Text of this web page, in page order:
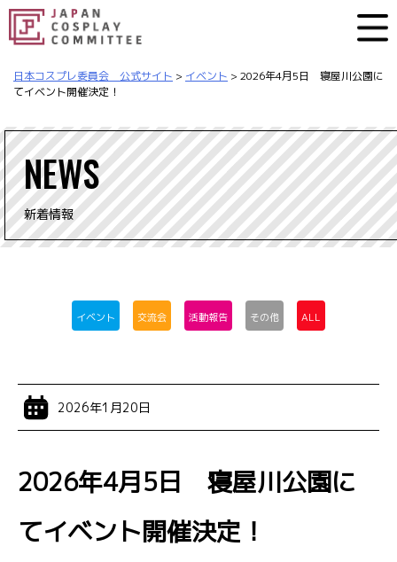
日本コスプレ委員会 公式サイト > イベント > 2026年4月5日 寝屋川公園に
てイベント開催決定！
NEWS
新着情報
イベント 交流会 活動報告 その他 ALL
2026年1月20日
2026年4月5日 寝屋川公園に
てイベント開催決定！